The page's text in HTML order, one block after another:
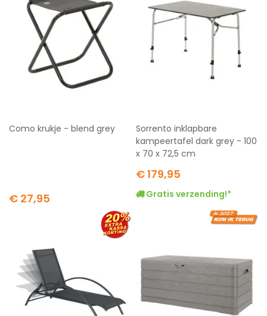
Como krukje - blend grey
€ 27,95
Sorrento inklapbare
kampeertafel dark grey - 100
x 70 x 72,5 cm
€ 179,95
Gratis verzending!*